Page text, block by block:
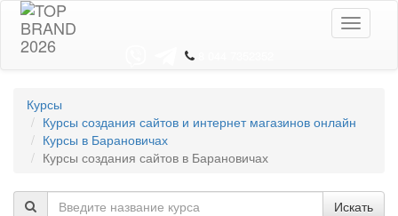
Toggle
Курсы
Курсы создания сайтов и интернет магазинов онлайн
Курсы в Барановичах
Курсы создания сайтов в Барановичах
Искать